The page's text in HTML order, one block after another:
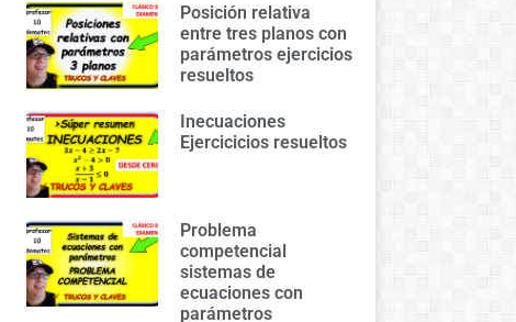
Posición relativa
entre tres planos con
parámetros ejercicios
resueltos
Inecuaciones
Ejercicicios resueltos
Problema
competencial
sistemas de
ecuaciones con
parámetros